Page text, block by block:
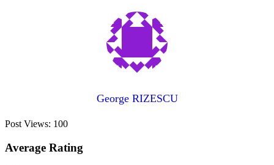
George RIZESCU
Post Views: 100
Average Rating